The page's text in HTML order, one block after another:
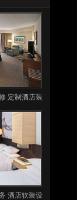
定制酒店装
装
酒店软装设